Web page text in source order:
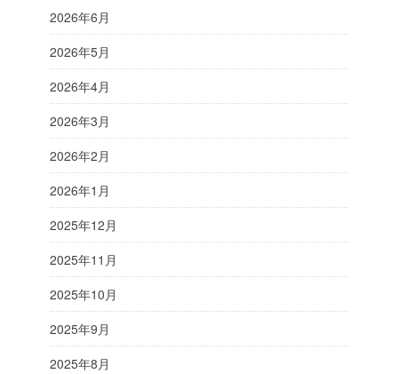
2026年6月
2026年5月
2026年4月
2026年3月
2026年2月
2026年1月
2025年12月
2025年11月
2025年10月
2025年9月
2025年8月